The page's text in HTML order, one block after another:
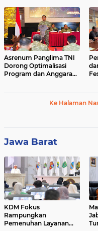
BBM
Asrenum Panglima TNI
Dorong Optimalisasi
Program dan Anggaran
Ke Halaman
Jawa Barat
KDM Fokus
Rampungkan
Pemenuhan Layanan